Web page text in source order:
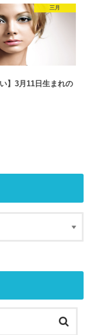
三月
い】3月11日生まれの